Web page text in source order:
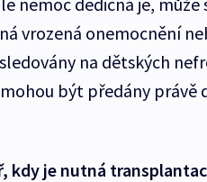
vrozená onemocnění
na dětských
být předány právě
kdy je nutná